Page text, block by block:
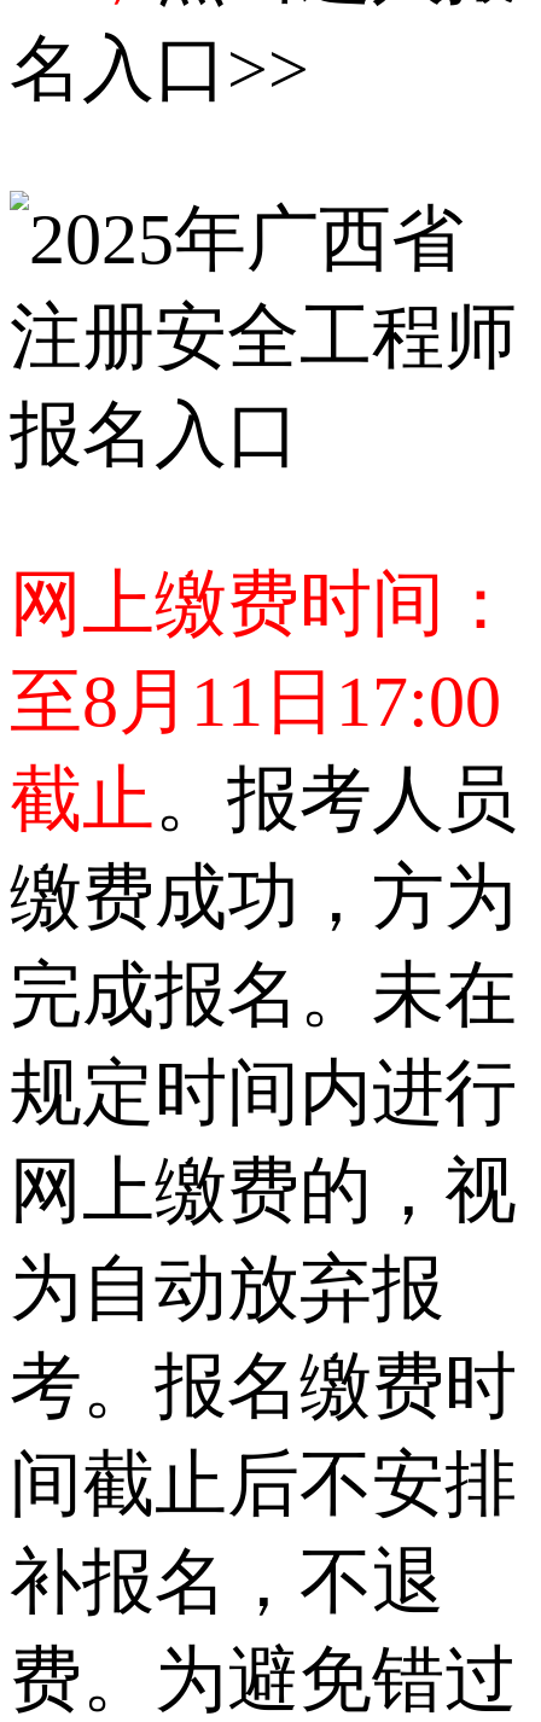
名入口>>
网上缴费时间：
至8月11日17:00
截止。报考人员
缴费成功，方为
完成报名。未在
规定时间内进行
网上缴费的，视
为自动放弃报
考。报名缴费时
间截止后不安排
补报名，不退
费。为避免错过